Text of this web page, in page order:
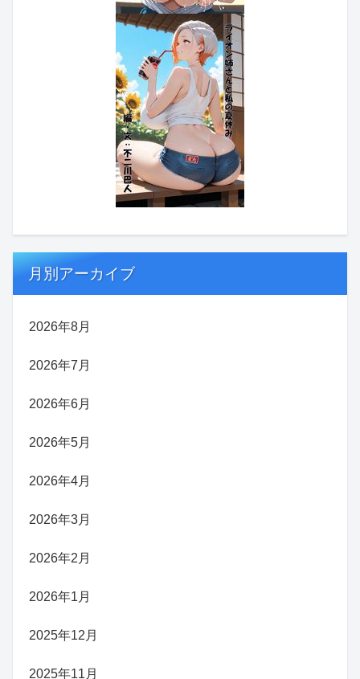
月別アーカイブ
2026年8月
2026年7月
2026年6月
2026年5月
2026年4月
2026年3月
2026年2月
2026年1月
2025年12月
2025年11月